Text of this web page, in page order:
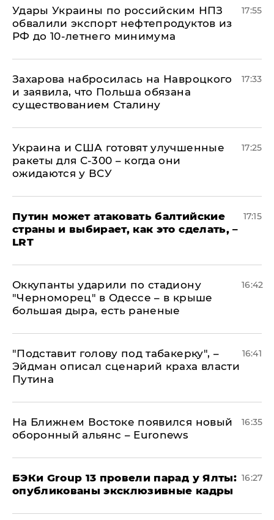
Удары Украины по российским НПЗ
обвалили экспорт нефтепродуктов из
РФ до 10-летнего минимума
17:55
​Захарова набросилась на Навроцкого
и заявила, что Польша обязана
существованием Сталину
17:33
Украина и США готовят улучшенные
ракеты для С-300 – когда они
ожидаются у ВСУ
17:25
Путин может атаковать балтийские
страны и выбирает, как это сделать, –
LRT
17:15
Оккупанты ударили по стадиону
"Черноморец" в Одессе – в крыше
большая дыра, есть раненые
16:42
​"Подставит голову под табакерку", –
Эйдман описал сценарий краха власти
Путина
16:41
На Ближнем Востоке появился новый
оборонный альянс – Euronews
16:35
​БЭКи Group 13 провели парад у Ялты:
опубликованы эксклюзивные кадры
16:27